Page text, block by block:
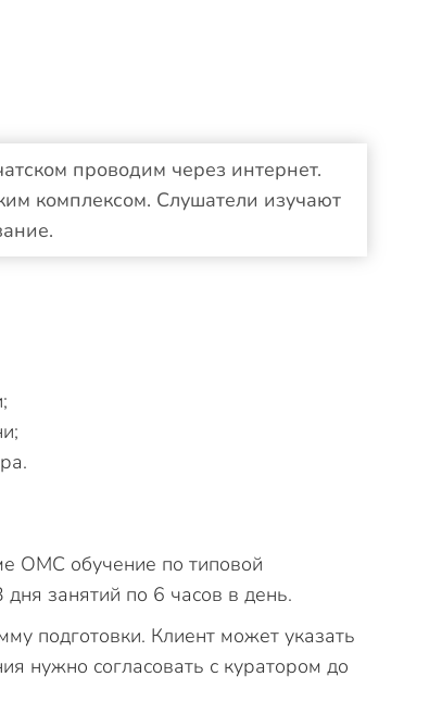
проводим через интернет.
комплексом. Слушатели изучают
ОМС обучение по типовой
занятий по 6 часов в день.
подготовки. Клиент может указать
нужно согласовать с куратором до